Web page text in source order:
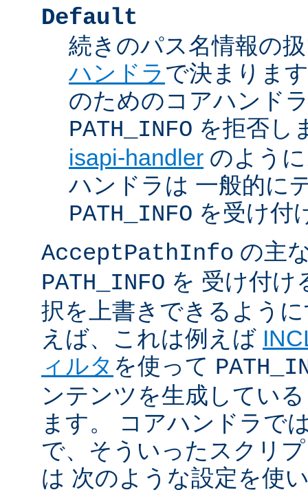
Default
続きのパス名情報の
ハンドラで決まりま
のためのコアハンド
PATH_INFO を拒否し
isapi-handler のよう
ハンドラは 一般的に
PATH_INFO を受け付
AcceptPathInfo の主
PATH_INFO を 受け付け
択を上書きできるよう
えば、これは例えば
ィルタ を使って
ンテンツを生成してい
ます。 コアハンドラで
で、そういったスクリ
は 次のような設定を使